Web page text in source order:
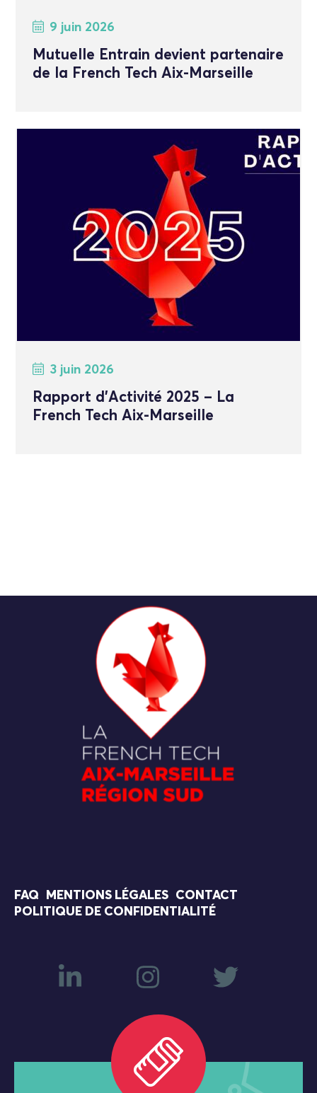
9 juin 2026
Mutuelle Entrain devient partenaire
de la French Tech Aix-Marseille
3 juin 2026
Rapport d’Activité 2025 – La
French Tech Aix-Marseille
FAQ MENTIONS LÉGALES
CONTACT
POLITIQUE DE CONFIDENTIALITÉ